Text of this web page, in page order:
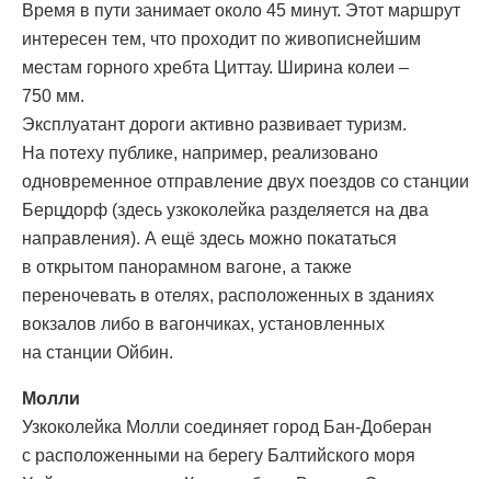
Время в пути занимает около 45 минут. Этот маршрут
интересен тем, что проходит по живописнейшим
местам горного хребта Циттау. Ширина колеи –
750 мм.
Эксплуатант дороги активно развивает туризм.
На потеху публике, например, реализовано
одновременное отправление двух поездов со станции
Берцдорф (здесь узкоколейка разделяется на два
направления). А ещё здесь можно покататься
в открытом панорамном вагоне, а также
переночевать в отелях, расположенных в зданиях
вокзалов либо в вагончиках, установленных
на станции Ойбин.
Молли
Узкоколейка Молли соединяет город Бан-Доберан
с расположенными на берегу Балтийского моря